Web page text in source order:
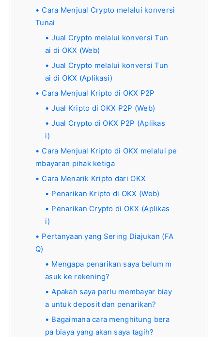
Cara Menjual Crypto melalui konversi
Tunai
Jual Crypto melalui konversi Tun
ai di OKX (Web)
Jual Crypto melalui konversi Tun
ai di OKX (Aplikasi)
Cara Menjual Kripto di OKX P2P
Jual Kripto di OKX P2P (Web)
Jual Crypto di OKX P2P (Aplikas
i)
Cara Menjual Kripto di OKX melalui pe
mbayaran pihak ketiga
Cara Menarik Kripto dari OKX
Penarikan Kripto di OKX (Web)
Penarikan Crypto di OKX (Aplikas
i)
Pertanyaan yang Sering Diajukan (FA
Q)
Mengapa penarikan saya belum m
asuk ke rekening?
Apakah saya perlu membayar biay
a untuk deposit dan penarikan?
Bagaimana cara menghitung bera
pa biaya yang akan saya tagih?